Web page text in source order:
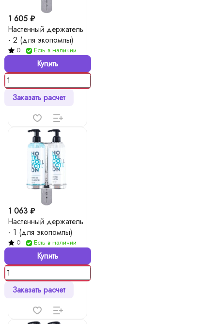
1 605 ₽
Настенный держатель
- 2 (для экопомпы)
0 Есть в наличии
Купить
Заказать расчет
1 063 ₽
Настенный держатель
- 1 (для экопомпы)
0 Есть в наличии
Купить
Заказать расчет